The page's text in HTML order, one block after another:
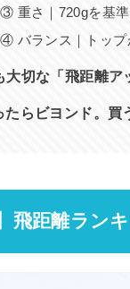
重さ｜720gを基
バランス｜トップ
切な「飛距離ア
たらビヨンド。買
飛距離ラン